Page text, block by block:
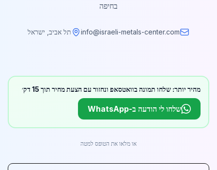
בחיפה
info@israeli-metals-center.com תל אביב, ישראל
מהיר יותר: שלחו תמונה בוואטסאפ ונחזור עם הצעת מחיר תוך 15 דק׳
שלחו לי הודעה ב-WhatsApp
או מלאו את הטופס למטה